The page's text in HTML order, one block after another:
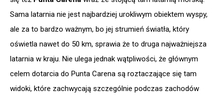
Sama latarnia nie jest najbardziej urokliwym obiektem wyspy,
ale za to bardzo ważnym, bo jej strumień światła, który
oświetla nawet do 50 km, sprawia że to druga najważniejsza
latarnia w kraju. Nie ulega jednak wątpliwości, że głównym
celem dotarcia do Punta Carena są roztaczające się tam
widoki, które zachwycają szczególnie podczas zachodów